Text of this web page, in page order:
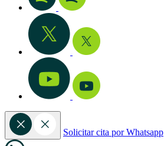
Solicitar cita por Whatsapp